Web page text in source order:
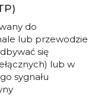
do
lub przewodzie
się
lub w
sygnału